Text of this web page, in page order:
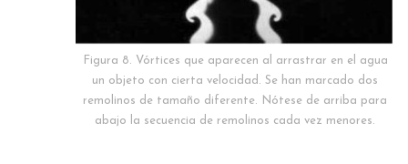
Figura 8. Vórtices que aparecen al arrastrar en el agua
un objeto con cierta velocidad. Se han marcado dos
remolinos de tamaño diferente. Nótese de arriba para
abajo la secuencia de remolinos cada vez menores.